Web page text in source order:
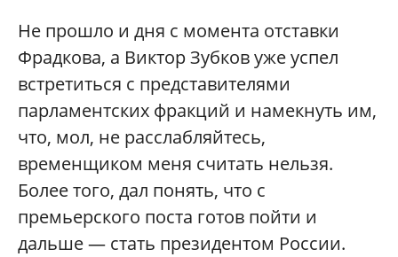
Не прошло и дня с момента отставки
Фрадкова, а Виктор Зубков уже успел
встретиться с представителями
парламентских фракций и намекнуть им,
что, мол, не расслабляйтесь,
временщиком меня считать нельзя.
Более того, дал понять, что с
премьерского поста готов пойти и
дальше — стать президентом России.